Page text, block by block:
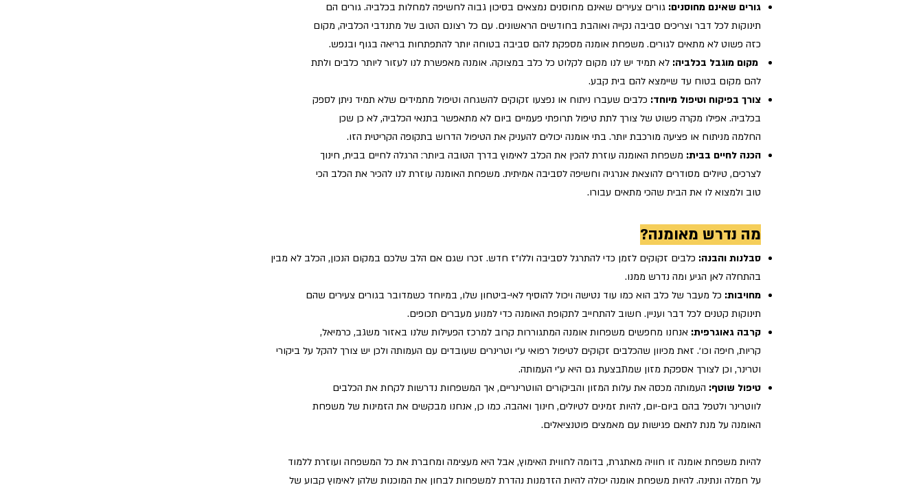
גורים שאינם מחוסנים: גורים צעירים שאינם מחוסנים נמצאים בסיכון גבוה לחשיפה למחלות בכלביה. גורים הם
תינוקות לכל דבר וצריכים סביבה נקייה ואוהבת בחודשים הראשונים. עם כל רצונם הטוב של מתנדבי הכלביה, מקום
כזה פשוט לא מתאים לגורים. משפחת אומנה מספקת להם סביבה בטוחה יותר להתפתחות בריאה בגוף ובנפש.
מקום מוגבל בכלביה: לא תמיד יש לנו מקום לקלוט כל כלב במצוקה. אומנה מאפשרת לנו לעזור ליותר כלבים ולתת
להם מקום בטוח עד שיימצא להם בית קבע.
צורך בפיקוח וטיפול מיוחד: כלבים שעברו ניתוח או נפצעו זקוקים להשגחה וטיפול מתמידים שלא תמיד ניתן לספק
בכלביה. אפילו מקרה פשוט של צורך לתת טיפול תרופתי פעמיים ביום לא מתאפשר בתנאי הכלביה, לא כן שכן
החלמה מניתוח או פציעה מורכבת יותר. בתי אומנה יכולים להעניק את הטיפול הדרוש בתקופה הקריטית הזו.
הכנה לחיים בבית: משפחת האומנה עוזרת להכין את הכלב לאימוץ בדרך הטובה ביותר: הרגלה לחיים בבית, חינוך
לצרכים, טיולים מסודרים להוצאת אנרגיה וחשיפה לסביבה אמיתית. משפחת האומנה עוזרת לנו להכיר את הכלב הכי
טוב ולמצוא לו את הבית שהכי מתאים עבורו.
מה נדרש מאומנה?
סבלנות והבנה: כלבים זקוקים לזמן כדי להתרגל לסביבה וללו״ז חדש. זכרו שגם אם הלב שלכם במקום הנכון, הכלב לא מבין
בהתחלה לאן הגיע ומה נדרש ממנו.
מחויבות: כל מעבר של כלב הוא כמו עוד נטישה ויכול להוסיף לאי-ביטחון שלו, במיוחד כשמדובר בגורים צעירים שהם
תינוקות קטנים לכל דבר ועניין. חשוב להתחייב לתקופת האומנה כדי למנוע מעברים תכופים.
קרבה גאוגרפית: אנחנו מחפשים משפחות אומנה המתגוררות קרוב למרכז הפעילות שלנו באזור משגב, כרמיאל,
קריות, חיפה וכו׳. זאת מכיוון שהכלבים זקוקים לטיפול רפואי ע״י וטרינרים שעובדים עם העמותה ולכן יש צורך להקל על ביקורי
וטרינר, וכן לצורך אספקת מזון שמתבצעת גם היא ע״י העמותה.
טיפול שוטף: העמותה מכסה את עלות המזון והביקורים הווטרינריים, אך המשפחות נדרשות לקחת את הכלבים
לווטרינר ולטפל בהם ביום-יום, להיות זמינים לטיולים, חינוך ואהבה. כמו כן, אנחנו מבקשים את הזמינות של משפחת
האומנה על מנת לתאם פגישות עם מאמצים פוטנציאלים.
להיות משפחת אומנה זו חוויה מאתגרת, בדומה לחווית האימוץ, אבל היא מעצימה ומחברת את כל המשפחה ועוזרת ללמוד
על חמלה ונתינה. להיות משפחת אומנה יכולה להיות הזדמנות נהדרת למשפחות לבחון את המוכנות שלהן לאימוץ קבוע של